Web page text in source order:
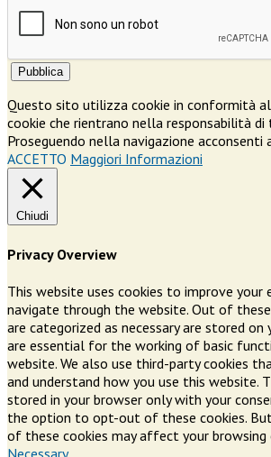
Pubblica
Questo sito utilizza cookie in conformità
cookie che rientrano nella responsabilità di
Proseguendo nella navigazione acconsenti
ACCETTO Maggiori Informazioni
Chiudi
Privacy Overview
This website uses cookies to improve your
navigate through the website. Out of
are categorized as necessary are stored on
are essential for the working of basic
website. We also use third-party cookies
and understand how you use this website.
stored in your browser only with your
the option to opt-out of these cookies.
of these cookies may affect your browsing
Necessary